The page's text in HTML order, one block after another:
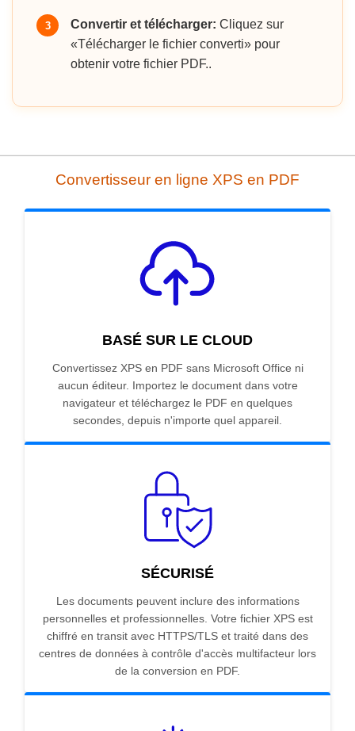
3 Convertir et télécharger: Cliquez sur
«Télécharger le fichier converti» pour
obtenir votre fichier PDF..
Convertisseur en ligne XPS en PDF
BASÉ SUR LE CLOUD
Convertissez XPS en PDF sans Microsoft Office ni
aucun éditeur. Importez le document dans votre
navigateur et téléchargez le PDF en quelques
secondes, depuis n'importe quel appareil.
SÉCURISÉ
Les documents peuvent inclure des informations
personnelles et professionnelles. Votre fichier XPS est
chiffré en transit avec HTTPS/TLS et traité dans des
centres de données à contrôle d'accès multifacteur lors
de la conversion en PDF.